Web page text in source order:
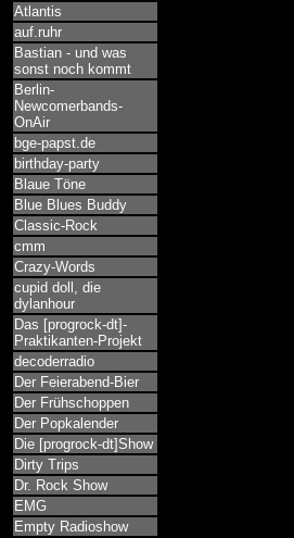
Atlantis
auf.ruhr
Bastian - und was
sonst noch kommt
Berlin-
Newcomerbands-
OnAir
bge-papst.de
birthday-party
Blaue Töne
Blue Blues Buddy
Classic-Rock
cmm
Crazy-Words
cupid doll, die
dylanhour
Das [progrock-dt]-
Praktikanten-Projekt
decoderradio
Der Feierabend-Bier
Der Frühschoppen
Der Popkalender
Die [progrock-dt]Show
Dirty Trips
Dr. Rock Show
EMG
Empty Radioshow